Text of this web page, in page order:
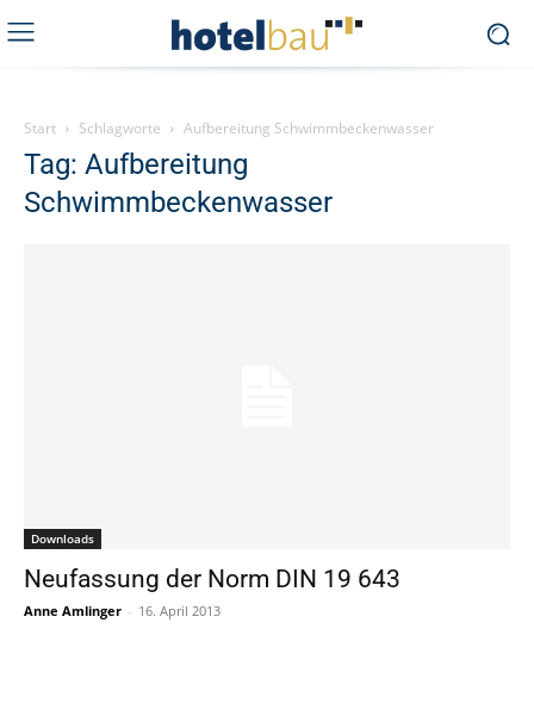
Start Schlagworte Aufbereitung Schwimmbeckenwasser
Tag: Aufbereitung
Schwimmbeckenwasser
Downloads
Neufassung der Norm DIN 19 643
Anne Amlinger - 16. April 2013